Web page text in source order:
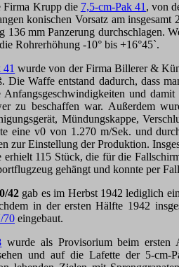
Firma Krupp die 7,5-cm-Pak 41 , von
konischen Vorsatz am
136 mm Panzerung durchschlagen.
Rohrerhöhung -10° bis +16°45`.
wurde von der Firma Billerer &
Die Waffe entstand dadurch, dass
und
zu beschaffen war. Außerdem
Mündungskappe,
eine v0 von 1.270 m/Sek. und
zur Einstellung der Produktion.
115 Stück, die für die
gehängt und konnte per
42 gab es im Herbst 1942 lediglich
in der ersten Hälfte 1942
70 eingebaut.
wurde als Provisorium beim ersten
und auf die Lafette der 5-